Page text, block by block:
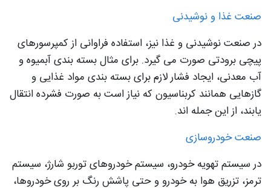
صنعت غذا و نوشیدنی
در صنعت نوشیدنی و غذا نیز، استفاده فراوانی از کمپرسورهای
پیچی برودتی صورت می گیرد. برای مثال بسته بندی آبمیوه و
آب معدنی، ایجاد فشار لازم برای بسته بندی مواد غذایی و
گازهایی همانند کربناسیون که نیاز است به صورت فشرده انتقال
یابند، از این جمله اند.
صنعت خودروسازی
در سیستم تهویه خودرو، سیستم خودروهای توربو شارژ، سیستم
ترمز، تزریق هوا به خودرو و حتی پاشش رنگ بر روی خودروها،